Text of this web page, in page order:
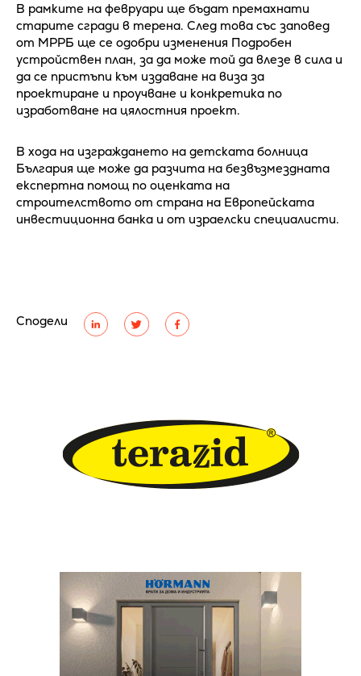
Сподели
В рамките на февруари ще бъдат премахнати
старите сгради в терена. След това със заповед
от МРРБ ще се одобри изменения Подробен
устройствен план, за да може той да влезе в сила и
да се пристъпи към издаване на виза за
проектиране и проучване и конкретика по
изработване на цялостния проект.
В хода на изграждането на детската болница
България ще може да разчита на безвъзмездната
експертна помощ по оценката на
строителството от страна на Европейската
инвестиционна банка и от израелски специалисти.